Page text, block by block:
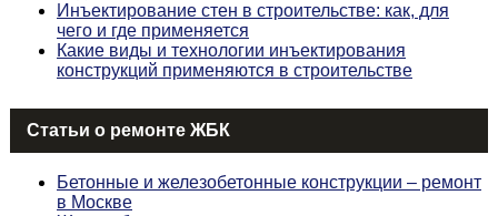
Инъектирование стен в строительстве: как, для
чего и где применяется
Какие виды и технологии инъектирования
конструкций применяются в строительстве
Статьи о ремонте ЖБК
Бетонные и железобетонные конструкции – ремонт
в Москве